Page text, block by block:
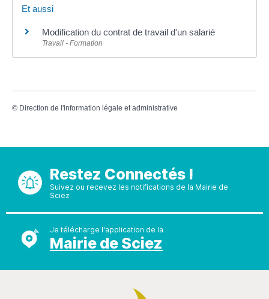
Et aussi
Modification du contrat de travail d'un salarié
Travail - Formation
© Direction de l'information légale et administrative
Restez Connectés !
Suivez ou recevez les notifications de la Mairie de
Sciez
Je télécharge l'application de la
Mairie de Sciez